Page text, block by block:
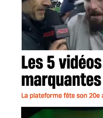
Quand cette vidéo est
Montréal
en a fait un
On y voit le
de la boisson,
questions de la
entrevue. Le tout
sont les premiers
l’entrevue qui
Heineken pas le